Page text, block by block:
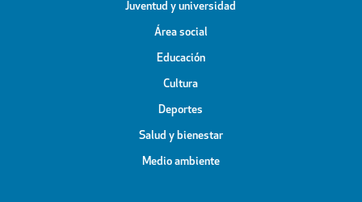
Juventud y universidad
Área social
Educación
Cultura
Deportes
Salud y bienestar
Medio ambiente